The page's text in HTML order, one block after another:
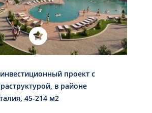
проект с
в районе
45-214 м2